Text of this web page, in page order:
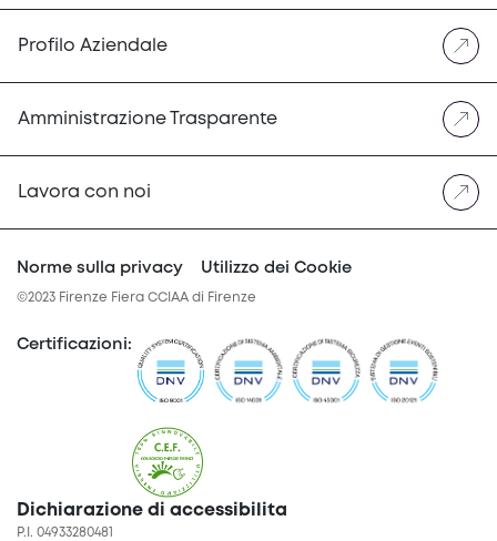
Profilo Aziendale
Amministrazione Trasparente
Lavora con noi
Norme sulla privacy Utilizzo dei Cookie
©2023 Firenze Fiera CCIAA di Firenze
Certificazioni:
Dichiarazione di accessibilita
P.I. 04933280481